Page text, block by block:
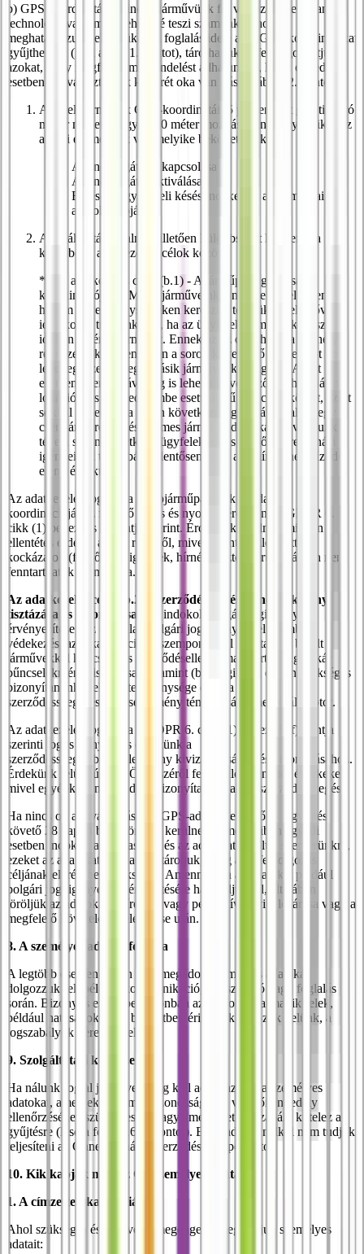
b) GPS koordináták: Minden járművünk fel van szerelve olyan
technológiával, amely lehetővé teszi számunkra, hogy
meghatározzuk helyzetüket. A foglalás ideje alatt GPS-koordinátákat
gyűjthetünk (lásd alább 1. pontot), tárolhatjuk és feldolgozhatjuk
azokat, vagy megfelelő megrendelést adhatunk le, ha az egyedi
esetben a kiválasztásnak konkrét oka van (lásd alább a 2. pontot).
A bérelt járművek GPS-koordinátáit 5 percenként gyűjtik járó
motor mellett, vagy 1000 méter mozgás után, vagy amikor az
alábbi események valamelyike bekövetkezik:
Az indításgátló kikapcsolása
Az indításgátló aktiválása
Baleset vagy közeli késés indexelése a telemetriai
adatok alapján.
A kiválasztás alkalmait illetően különbséget kell tenni a
különböző adatkezelési célok között:
**Az adatkezelés célja (b.1) - A járműpark gazdasági
koordinációja: **Mivel járműveinket nem telephelyeken,
hanem egyedi helyszíneken keresztül tesszük bérelhetővé,
idejekorán tudnunk kell, ha az ügyfelek nem adják vissza
időben a bérelt járművet. Ennek az az oka, hogy a telehelyi
rendszerekkel ellentétben a soron következő ügyfeleket nem
lehet egyszerűen egy másik járművel kiszolgálni. Adott
esetben jelentős távolság is lehet a következő elérhető jármű
lokációja és a késedelembe esett jármű lokációja között, ezért
sokkal nehezebb a soron következő ügyfél átfoglalása egy
cserejárműre. A késedelmes jármű leadás okán ki vagyunk
téve a soron következő ügyfelek jogos felelősségre vonási
igényeinek továbbá a jelentősen sérül a jó hírnévhez fűződő
elemi érdekünk.
Az adatkezelés jogalapja a gépjárműparkunk gazdasági
koordinációjához fűződő jogos és nyomós érdekünk a GDPR 6.
cikk (1) bekezdés f) pontja szerint. Érdekünk felülmúl minden
ellentétes érdeket az Ön részéről, mivel a fent részletezett
kockázatok (felelősségi igények, hírnévvesztés) strukturálisan nem
fenntarthatók számunkra.
Az adatkezelés célja (b.2) - szerződésszegés/bűncselekmény
tisztázása és bizonyítása:
Az indokolt polgári jogi igények
érvényesítése, az alaptalan polgári jogi igényekkel szembeni
védekezés, az árkalkulációnk szempontjából az általunk bérelt
járművekkel kapcsolatos szerződésellenes magatartás vagy akár
bűncselekmény tisztázása, valamint (bírósági) vita esetén szükséges
bizonyítanunk mely fél tevékenysége okozta a
szerződésszegéses/bűncselekmény tényállását kimerítő állapotot.
Az adatkezelés jogalapja a GDPR 6. cikk (1) bekezdés f) pontja
szerinti jogos és nyomós érdekünk a
szerződésszegés/bűncselekmény kivizsgálásához és bizonyításához.
Érdekünk felülmúlja az Ön részéről felmerülő ellentétes érdekeket,
mivel egyébként nem tudjuk bizonyítani az adott szerződésszegést.
Ha nincs ok a kiválasztásra, a GPS-adatok legkésőbb a gyűjtést
követő 28 napon belül törlésre kerülnek. Amennyiben egyedi
esetben indokolt a kiválasztás, és az adatokat feltöltik szerverünkre,
ezeket az adatokat csak addig tároljuk, amíg az a feldolgozás
céljának eléréséhez szükséges. Amennyiben az adatokat például
polgári jogi igények érvényesítésére használjuk fel, általában
töröljük az adatokat a bírósági vagy peren kívüli vita lezárása vagy a
megfelelő követelések elévülése után.
8. A személyes adatok forrása
A legtöbb esetben az Ön által megadott személyes adatokat
dolgozzuk fel, például kommunikáció, regisztráció vagy foglalás
során. Bizonyos esetekben azonban az adatokat harmadik felek,
például hatóságok vagy balesetben érintettek is közlik velünk, a
jogszabályok keretein belül.
9. Szolgáltatási kötelezettség
Ha nálunk foglal járművet, meg kell adnia azokat a személyes
adatokat, amelyek a személyazonosság és a vezetői engedély
ellenőrzéséhez szükségesek, vagy amelyeket jogszabály kötelez a
gyűjtésre (lásd a fenti II.6.2. pontot). Ezen adatok nélkül nem tudjuk
teljesíteni az Önnel fennálló szerződéses kapcsolatot.
10. Kik kapják meg az Ön személyes adatait?
1. A címzettek kategóriái
Ahol szükséges és a törvény megengedi, megosztjuk személyes
adatait: